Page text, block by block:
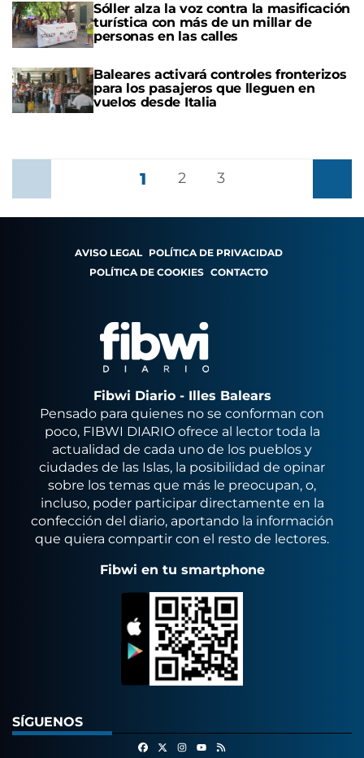
Sóller alza la voz contra la masificación
turística con más de un millar de
personas en las calles
Baleares activará controles fronterizos
para los pasajeros que lleguen en
vuelos desde Italia
1 2 3
AVISO LEGAL POLÍTICA DE PRIVACIDAD
POLÍTICA DE COOKIES CONTACTO
Fibwi Diario - Illes Balears
Pensado para quienes no se conforman con
poco, FIBWI DIARIO ofrece al lector toda la
actualidad de cada uno de los pueblos y
ciudades de las Islas, la posibilidad de opinar
sobre los temas que más le preocupan, o,
incluso, poder participar directamente en la
confección del diario, aportando la información
que quiera compartir con el resto de lectores.
Fibwi en tu smartphone
SÍGUENOS
FacebookInstagram